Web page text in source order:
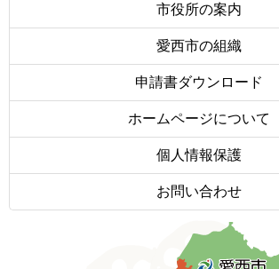
市役所の案内
愛西市の組織
申請書ダウンロード
ホームページについて
個人情報保護
お問い合わせ